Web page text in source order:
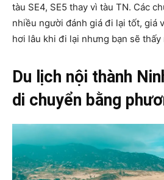
tàu SE4, SE5 thay vì tàu TN. Các
nhiều người đánh giá đi lại tốt, giá
hơi lâu khi đi lại nhưng bạn sẽ thấy
Du lịch nội thành
di chuyển bằng